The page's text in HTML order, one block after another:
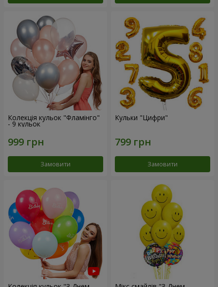
Колекція кульок "Фламінго"
- 9 кульок
Замовити
Кульки "Цифри"
Замовити